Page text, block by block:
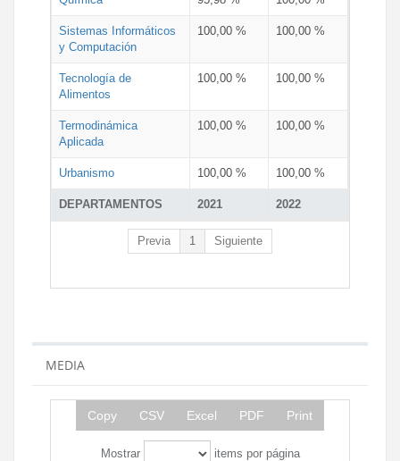
DEPARTAMENTOS 2021 2022
Sistemas Informáticos
y Computación
100,00 % 100,00 %
Tecnología de
Alimentos
100,00 % 100,00 %
Termodinámica
Aplicada
100,00 % 100,00 %
Urbanismo 100,00 % 100,00 %
Previa 1 Siguiente
MEDIA
Copy CSV Excel PDF Print
Mostrar items por página